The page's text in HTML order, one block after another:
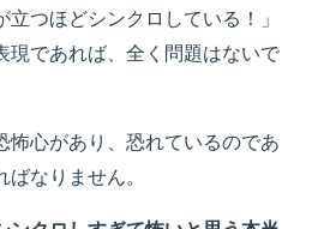
つほどシンクロしている！」
現であれば、全く問題はないで
怖心があり、恐れているのであ
なりません。